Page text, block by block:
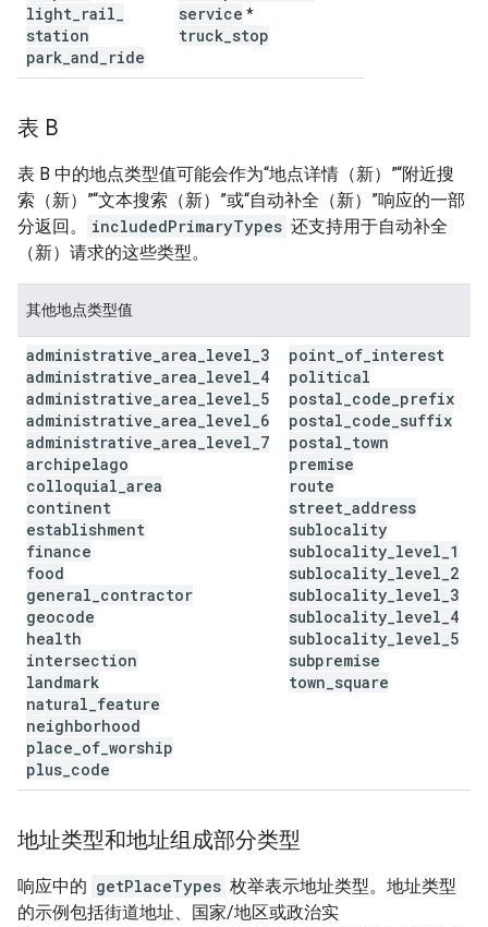
light rail
station
park and ride
service *
truck stop
表 B
表 B 中的地点类型值可能会作为“地点详情（新）”“附近搜
索（新）”“文本搜索（新）”或“自动补全（新）”响应的一部
分返回。
includedPrimaryTypes 还支持用于自动补全
（新）请求的这些类型。
其他地点类型值
administrative area level 3
administrative area level 4
administrative area level 5
administrative area level 6
administrative area level 7
archipelago
colloquial area
continent
establishment
finance
food
general contractor
geocode
health
intersection
landmark
natural feature
neighborhood
place of worship
plus code
point of interest
political
postal code prefix
postal code suffix
postal town
premise
route
street address
sublocality
sublocality level 1
sublocality level 2
sublocality level 3
sublocality level 4
sublocality level 5
subpremise
town square
地址类型和地址组成部分类型
响应中的 getPlaceTypes 枚举表示地址类型。 地址类型
的示例包括街道地址、国家/地区或政治实